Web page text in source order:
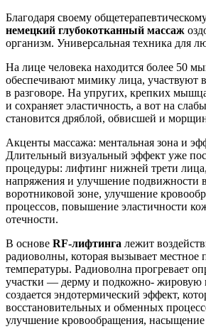
Благодаря своему
немецкий глубокотканный массаж
организм. Универсальная техника для
На лице человека находится более 50
обеспечивают мимику лица, участвуют
в разговоре. На упругих, крепких
и сохраняет эластичность, а вот на
становится дряблой, обвисшей и
Акценты массажа: ментальная зона и
Длительный визуальный эффект уже
процедуры: лифтинг нижней трети
напряжения и улучшение подвижности
воротниковой зоне, улучшение
процессов, повышение эластичности
отечности.
В основе RF-лифтинга лежит
радиоволны, которая вызывает
температуры. Радиоволна прогревает
участки — дерму и подкожно- жировую
создается эндотермический эффект,
восстановительных и обменных
улучшение кровообращения, насыщение